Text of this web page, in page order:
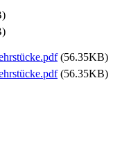
(56.35KB)
(56.35KB)